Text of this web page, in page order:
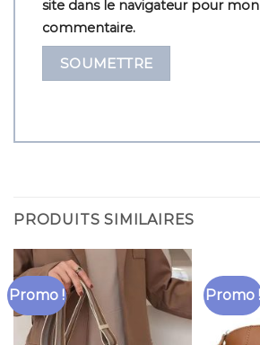
site dans le navigateur pour
commentaire.
PRODUITS SIMILAIRES
Promo ! Promo